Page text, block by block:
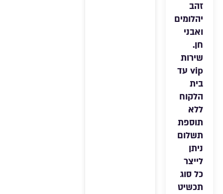
זהב
יהלומים
ואבני
חן.
שירות
vip עד
בית
הלקוח
ללא
תוספת
תשלום
ניתן
לייצר
כל סוג
תכשיט